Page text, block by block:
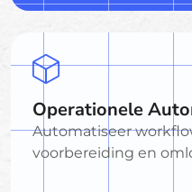
Operationele
Automatiseer
voorbereiding en